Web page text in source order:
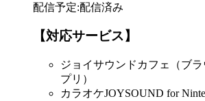
配信予定:配信済み
【対応サービス】
ジョイサウンドカフェ（ブ
プリ）
カラオケJOYSOUND for